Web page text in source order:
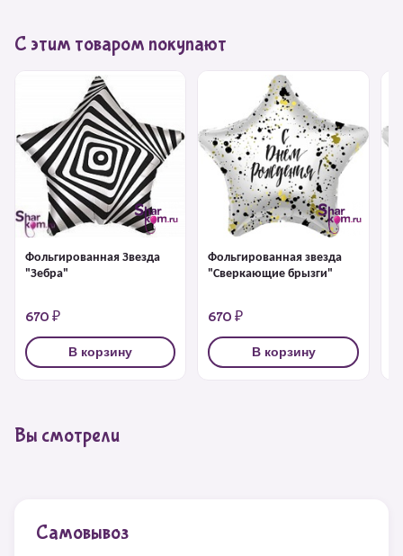
С этим товаром покупают
Фольгированная Звезда
"Зебра"
670 ₽
В корзину
Фольгированная звезда
"Сверкающие брызги"
670 ₽
В корзину
Вы смотрели
Самовывоз